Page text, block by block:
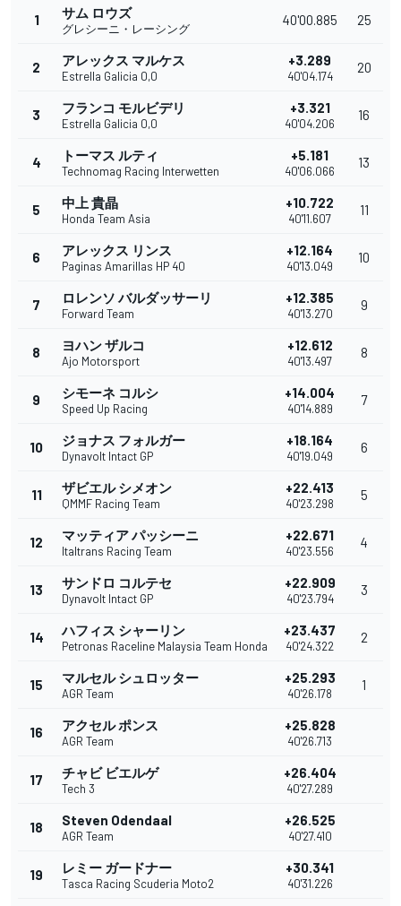
1 サム ロウズ
グレシーニ・レーシング
40'00.885 25
2 アレックス マルケス
Estrella Galicia 0,0
+3.289
40'04.174
20
3 フランコ モルビデリ
Estrella Galicia 0,0
+3.321
40'04.206
16
4 トーマス ルティ
Technomag Racing Interwetten
+5.181
40'06.066
13
5 中上 貴晶
Honda Team Asia
+10.722
40'11.607
11
6 アレックス リンス
Paginas Amarillas HP 40
+12.164
40'13.049
10
7 ロレンソ バルダッサーリ
Forward Team
+12.385
40'13.270
9
8 ヨハン ザルコ
Ajo Motorsport
+12.612
40'13.497
8
9 シモーネ コルシ
Speed Up Racing
+14.004
40'14.889
7
10 ジョナス フォルガー
Dynavolt Intact GP
+18.164
40'19.049
6
11 ザビエル シメオン
QMMF Racing Team
+22.413
40'23.298
5
12 マッティア パッシーニ
Italtrans Racing Team
+22.671
40'23.556
4
13 サンドロ コルテセ
Dynavolt Intact GP
+22.909
40'23.794
3
14 ハフィス シャーリン
Petronas Raceline Malaysia Team Honda
+23.437
40'24.322
2
15 マルセル シュロッター
AGR Team
+25.293
40'26.178
1
16 アクセル ポンス
AGR Team
+25.828
40'26.713
17 チャビ ビエルゲ
Tech 3
+26.404
40'27.289
18 Steven Odendaal
AGR Team
+26.525
40'27.410
19 レミー ガードナー
Tasca Racing Scuderia Moto2
+30.341
40'31.226